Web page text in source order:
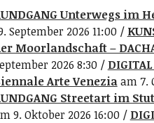
Unterwegs im
September 2026 11:00
Moorlandschaft –
2026 8:30
Arte Veneziaam 7.
Streetart im
9. Oktober 2026 16:00